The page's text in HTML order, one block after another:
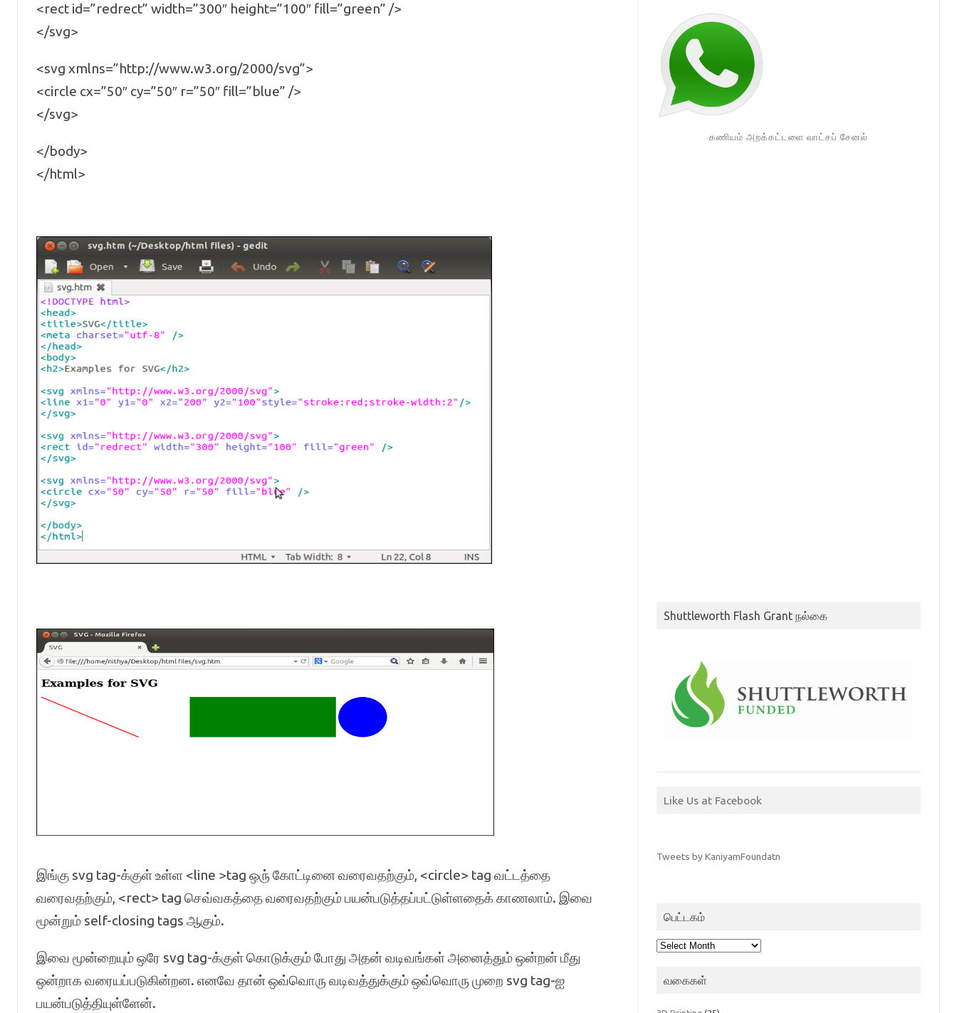
<rect id=”redrect” width=”300″ height=”100″ fill=”green” />
</svg>
<svg xmlns=”http://www.w3.org/2000/svg”>
<circle cx=”50″ cy=”50″ r=”50″ fill=”blue” />
</svg>
</body>
</html>
இங்கு svg tag-க்குள் உள்ள <line >tag ஒரு் கோட்டினை வரைவதற்கும், <circle> tag வட்டத்தை
வரைவதற்கும், <rect> tag செவ்வகத்தை வரைவதற்கும் பயன்படுத்தப்பட்டுள்ளதைக் காணலாம். இவை
மூன்றும் self-closing tags ஆகும்.
இவை மூன்றையும் ஒரே svg tag-க்குள் கொடுக்கும் போது அதன் வடிவங்கள் அனைத்தும் ஒன்றன் மீது
ஒன்றாக வரையப்படுகின்றன. எனவே தான் ஒவ்வொரு வடிவத்துக்கும் ஒவ்வொரு முறை svg tag-ஐ
பயன்படுத்தியுள்ளேன்.
கணியம் அறக்கட்டளை வாட்சப் சேனல்
Shuttleworth Flash Grant நல்கை
Like Us at Facebook
Tweets by KaniyamFoundatn
பெட்டகம்
பெட்டகம்
வகைகள்